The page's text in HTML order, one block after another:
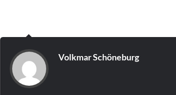
Volkmar Schöneburg